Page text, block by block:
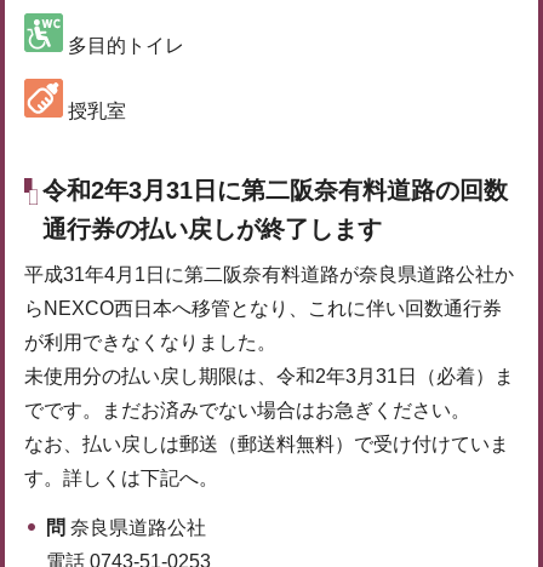
多目的トイレ
授乳室
令和2年3月31日に第二阪奈有料道路の回数
通行券の払い戻しが終了します
平成31年4月1日に第二阪奈有料道路が奈良県道路公社か
らNEXCO西日本へ移管となり、これに伴い回数通行券
が利用できなくなりました。
未使用分の払い戻し期限は、令和2年3月31日（必着）ま
でです。まだお済みでない場合はお急ぎください。
なお、払い戻しは郵送（郵送料無料）で受け付けていま
す。詳しくは下記へ。
問 奈良県道路公社
電話 0743-51-0253